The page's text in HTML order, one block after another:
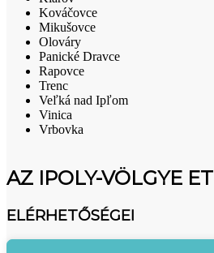
Kováčovce
Mikušovce
Olováry
Panické Dravce
Rapovce
Trenc
Veľká nad Ipľom
Vinica
Vrbovka
AZ IPOLY-VÖLGYE
ELÉRHETŐSÉGEI